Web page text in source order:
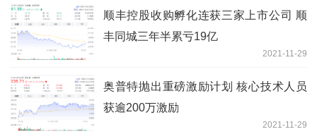
顺丰控股收购孵化连获三家上市公司 顺
丰同城三年半累亏19亿
2021-11-29
奥普特抛出重磅激励计划 核心技术人员
获逾200万激励
2021-11-29